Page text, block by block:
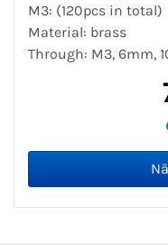
M3: (120pcs in total)
Material: brass
Through: M3, 6mm,